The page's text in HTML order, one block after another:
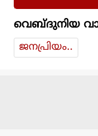
വെബ്ദുനിയ
ജനപ്രിയം..